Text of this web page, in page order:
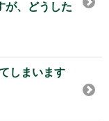
が、どうした
しまいます